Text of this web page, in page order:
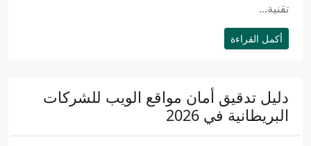
تقنية...
أكمل القراءة
دليل تدقيق أمان مواقع الويب للشركات
البريطانية في 2026